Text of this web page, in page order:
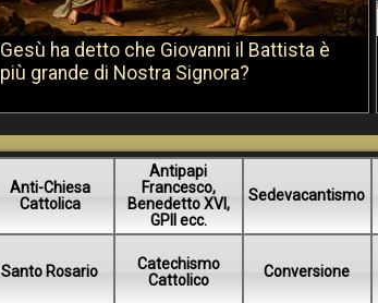
Gesù ha detto che Giovanni il Battista è
più grande di Nostra Signora?
Anti-Chiesa
Cattolica
Antipapi
Francesco,
Benedetto XVI,
GPII ecc.
Sedevacantismo
Santo Rosario
Catechismo
Cattolico
Conversione